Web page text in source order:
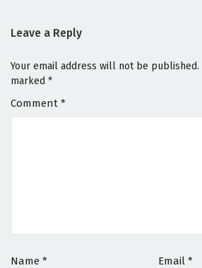
Leave a Reply
Your email address will not be published.
marked *
Comment *
Name * Email *